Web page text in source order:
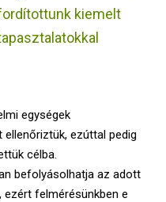
kiemelt
egységek
ezúttal pedig
célba.
befolyásolhatja az adott
felmérésünkben e